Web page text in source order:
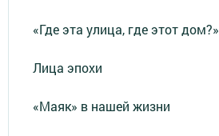
«Где эта улица, где этот дом?»
Лица эпохи
«Маяк» в нашей жизни